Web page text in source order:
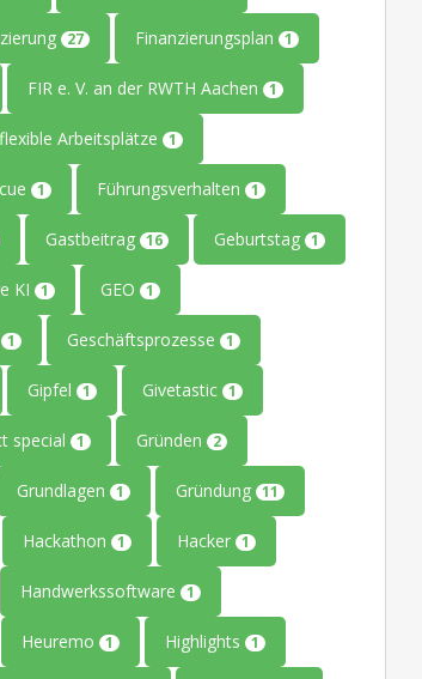
27 Finanzierungsplan 1
FIR e. V. an der RWTH Aachen 1
flexible Arbeitsplätze 1
1 Führungsverhalten 1
Gastbeitrag 16 Geburtstag 1
KI 1 GEO 1
1 Geschäftsprozesse 1
Gipfel 1 Givetastic 1
special 1 Gründen 2
Grundlagen 1 Gründung 11
Hackathon 1 Hacker 1
Handwerkssoftware 1
Heuremo 1 Highlights 1